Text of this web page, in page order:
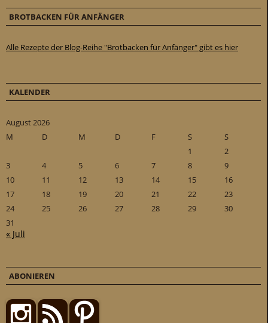
BROTBACKEN FÜR ANFÄNGER
Alle Rezepte der Blog-Reihe "Brotbacken für Anfänger" gibt es hier
KALENDER
August 2026
M
D M D F S
S
1
2
3
4 5 6 7 8
9
10
11 12 13 14 15
16
17
18 19 20 21 22
23
24
25 26 27 28 29
30
31
« Juli
ABONIEREN